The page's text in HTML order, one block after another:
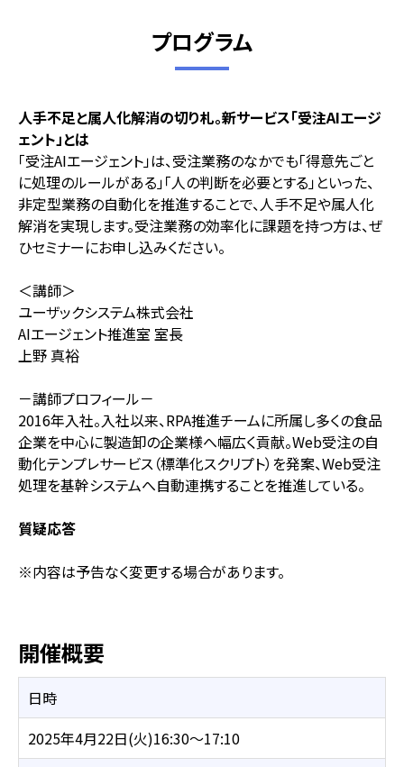
プログラム
人手不足と属人化解消の切り札。新サービス「受注AIエージ
ェント」とは
「受注AIエージェント」は、受注業務のなかでも「得意先ごと
に処理のルールがある」「人の判断を必要とする」といった、
非定型業務の自動化を推進することで、人手不足や属人化
解消を実現します。受注業務の効率化に課題を持つ方は、ぜ
ひセミナーにお申し込みください。
＜講師＞
ユーザックシステム株式会社
AIエージェント推進室 室長
上野 真裕
－講師プロフィール－
2016年入社。入社以来、RPA推進チームに所属し多くの食品
企業を中心に製造卸の企業様へ幅広く貢献。Web受注の自
動化テンプレサービス（標準化スクリプト）を発案、Web受注
処理を基幹システムへ自動連携することを推進している。
質疑応答
※内容は予告なく変更する場合があります。
開催概要
日時
2025年4月22日(火)16:30～17:10